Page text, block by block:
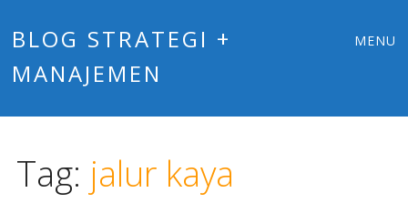
BLOG STRATEGI +
MANAJEMEN
MENU
Tag: jalur kaya